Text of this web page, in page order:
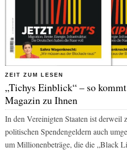
ZEIT ZUM LESEN
„Tichys Einblick“ – so
Magazin zu Ihnen
In den Vereinigten Staaten ist derweil
politischen Spendengeldern auch
um Millionenbeträge, die die „Black